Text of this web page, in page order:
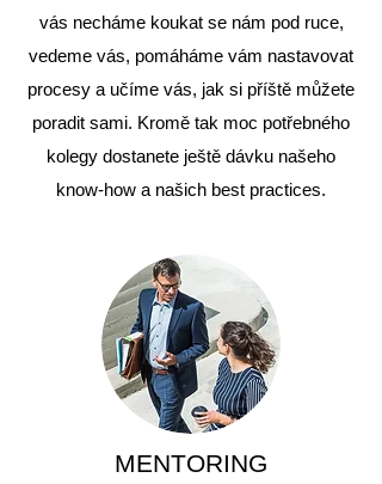
vás necháme koukat se nám pod ruce,
vedeme vás, pomáháme vám nastavovat
procesy a učíme vás, jak si příště můžete
poradit sami. Kromě tak moc potřebného
kolegy dostanete ještě dávku našeho
know-how a našich best practices.
MENTORING